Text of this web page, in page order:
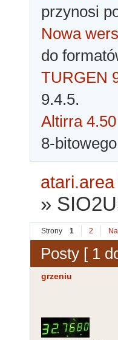
przynosi
Nowa
do
TURGEN
9.4.5.
Altirra
8-
»
Strony 1 2
Posty [ 1
grzeniu